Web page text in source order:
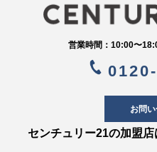
営業時間：10:00〜
お問
センチュリー21の加盟店